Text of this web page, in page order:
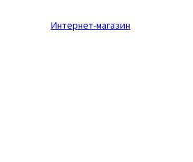
Интернет-магазин